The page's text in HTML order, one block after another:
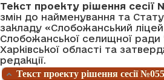
Текст проекту рішення сесії
змін до найменування та
закладу «Слобожанський
Слобожанської селищної ради
Харківської області та
редакції.
Текст проекту рішення сесії